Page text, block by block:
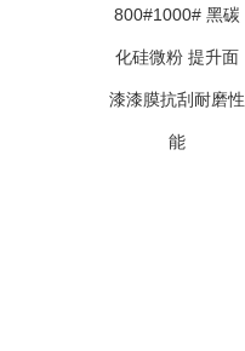
800#1000# 黑碳
化硅微粉 提升面
漆漆膜抗刮耐磨性
能